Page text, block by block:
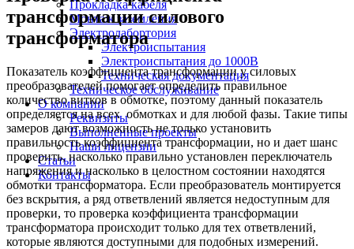
Прокладка кабеля
Монтаж заземления
Электролабортория
Электроиспытания
Электроиспытания до 1000В
Техническая документация
Техническое обслуживание
О компании
Реквизиты
Выполненные проекты
Наши лицензии
Статьи
Контакты
трансформации силового
трансформатора
Показатель коэффициента трансформации у силовых
преобразователей помогает определить правильное
количество витков в обмотке, поэтому данный показатель
определяется на всех обмотках и для любой фазы. Такие типы
замеров дают возможность не только установить
правильность коэффициента трансформации, но и дает шанс
проверить, насколько правильно установлен переключатель
напряжения и насколько в целостном состоянии находятся
обмотки трансформатора. Если преобразователь монтируется
без вскрытия, а ряд ответвлений является недоступным для
проверки, то проверка коэффициента трансформации
трансформатора происходит только для тех ответвлений,
которые являются доступными для подобных измерений.